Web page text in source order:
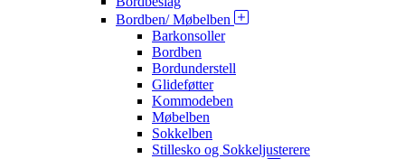
Bordben/ Møbelben
Barkonsoller
Bordben
Bordunderstell
Glideføtter
Kommodeben
Møbelben
Sokkelben
Stillesko og Sokkeljusterere